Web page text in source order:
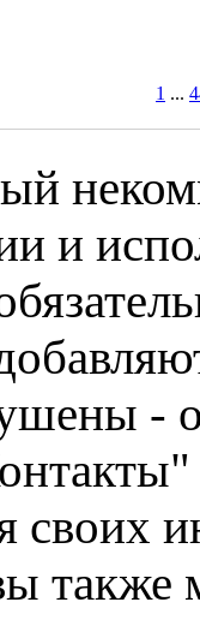
1 ...
и
-
также